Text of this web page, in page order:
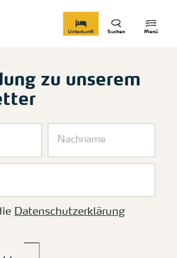
Menü
Suchen
Unterkunft
zu unserem
Datenschutzerklärung